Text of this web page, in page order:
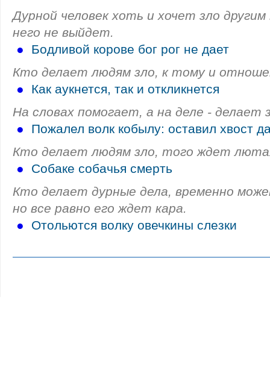
Дурной человек хоть и хочет зло
него не выйдет.
●
Бодливой корове бог рог не дает
Кто делает людям зло, к тому и
●
Как аукнется, так и откликнется
На словах помогает, а на деле - делает
●
Пожалел волк кобылу: оставил хвост
Кто делает людям зло, того ждет
●
Собаке собачья смерть
Кто делает дурные дела, временно
но все равно его ждет кара.
●
Отольются волку овечкины слезки